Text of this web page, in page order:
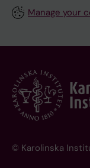
Manage your
© Karolinska